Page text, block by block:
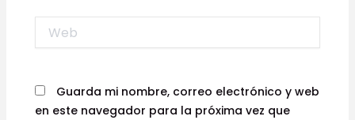
Guarda mi nombre, correo electrónico y web
en este navegador para la próxima vez que